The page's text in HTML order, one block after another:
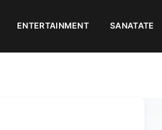
ENTERTAINMENT SANATATE